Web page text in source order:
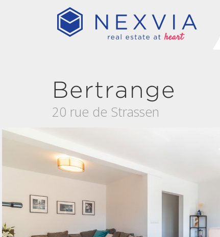
Bertrange
20 rue de Strassen